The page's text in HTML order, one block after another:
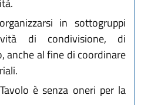
in sottogruppi
di condivisione, di
anche al fine di coordinare
è senza oneri per la